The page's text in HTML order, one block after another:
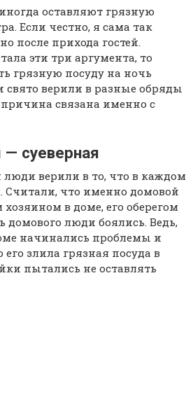
оставляют грязную
Если честно, я сама так
после прихода гостей.
эти три аргумента, то
грязную посуду на ночь
свято верили в разные обряды
связана именно с
— суеверная
люди верили в то, что в каждом
Считали, что именно домовой
в доме, его оберегом
домового люди боялись. Ведь,
начинались проблемы и
его злила грязная посуда в
пытались не оставлять